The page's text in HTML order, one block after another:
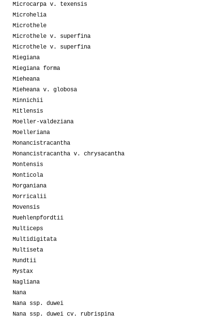
Microcarpa v. texensis
Microhelia
Microthele
Microthele v. superfina
Microthele v. superfina
Miegiana
Miegiana forma
Mieheana
Mieheana v. globosa
Minnichii
Mitlensis
Moeller-valdeziana
Moelleriana
Monancistracantha
Monancistracantha v. chrysacantha
Montensis
Monticola
Morganiana
Morricalii
Movensis
Muehlenpfordtii
Multiceps
Multidigitata
Multiseta
Mundtii
Mystax
Nagliana
Nana
Nana ssp. duwei
Nana ssp. duwei cv. rubrispina